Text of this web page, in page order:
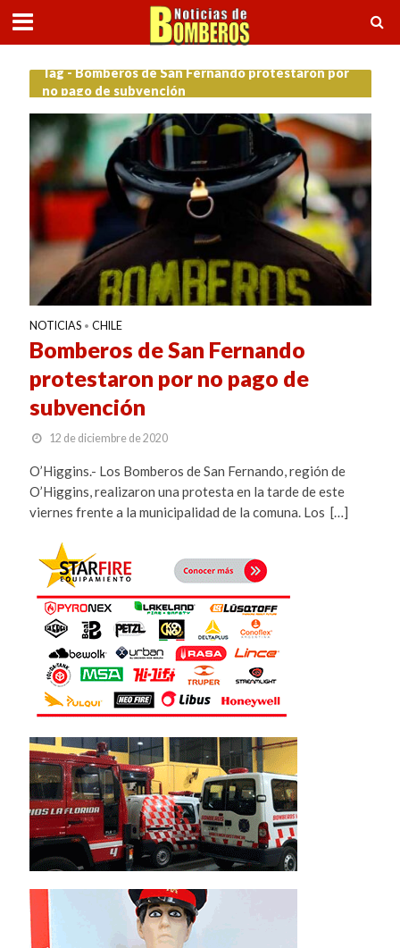
Tag - Bomberos de San Fernando protestaron por
no pago de subvención
NOTICIAS • CHILE
Bomberos de San Fernando
protestaron por no pago de
subvención
12 de diciembre de 2020
O’Higgins.- Los Bomberos de San Fernando, región de
O’Higgins, realizaron una protesta en la tarde de este
viernes frente a la municipalidad de la comuna. Los […]